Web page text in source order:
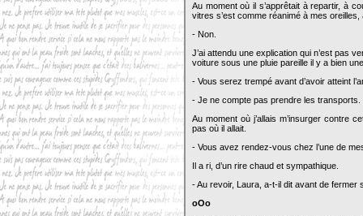
Au moment où il s’apprêtait à repartir, à
vitres s’est comme réanimé à mes
- Non.
J’ai attendu une explication qui n’est pas
voiture sous une pluie pareille il y a bien
- Vous serez trempé avant d’avoir atteint
- Je ne compte pas prendre les transports.
Au moment où j’allais m’insurger contre
pas où il allait.
- Vous avez rendez-vous chez l’une de
Il a ri, d’un rire chaud et sympathique.
- Au revoir, Laura, a-t-il dit avant de fermer
oOo